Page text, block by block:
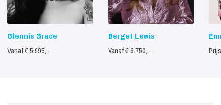
Glennis Grace
Vanaf € 5.995, -
Berget Lewis
Vanaf € 6.750, -